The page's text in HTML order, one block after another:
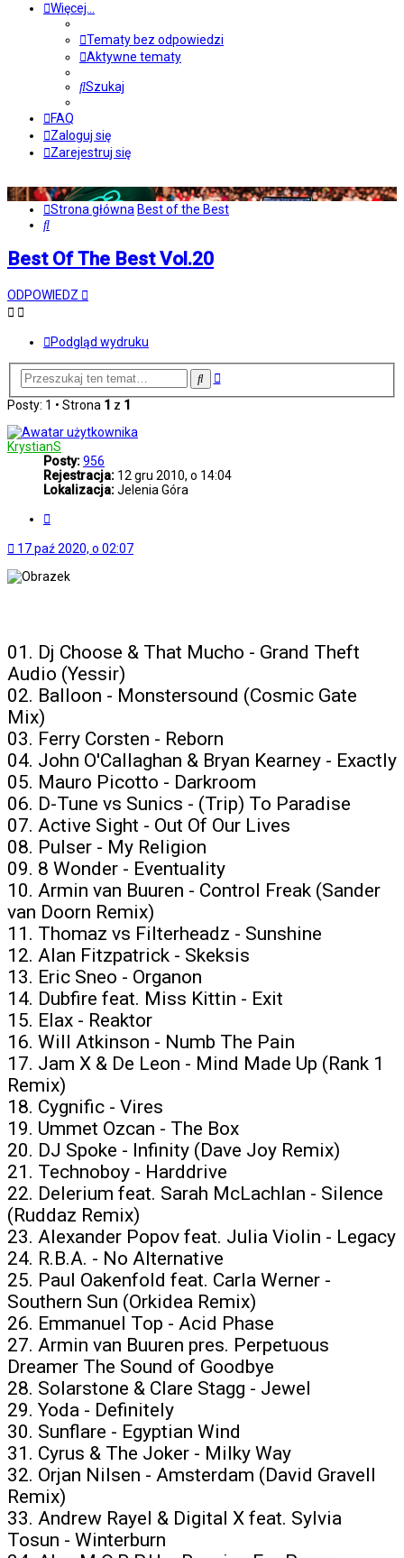
Więcej…
Tematy bez odpowiedzi
Aktywne tematy
Szukaj
FAQ
Zaloguj się
Zarejestruj się
Strona główna Best of the Best
Szukaj
Best Of The Best Vol.20
ODPOWIEDZ
Podgląd wydruku
SzukajWyszukiwanie
Posty: 1 • Strona 1 z 1
KrystianS
Posty:956
Rejestracja: 12 gru 2010, o 14:04
Lokalizacja:Jelenia Góra
17 paź 2020, o 02:07
01. Dj Choose & That Mucho - Grand Theft
Audio (Yessir)
02. Balloon - Monstersound (Cosmic Gate
Mix)
03. Ferry Corsten - Reborn
04. John O'Callaghan & Bryan Kearney - Exactly
05. Mauro Picotto - Darkroom
06. D-Tune vs Sunics - (Trip) To Paradise
07. Active Sight - Out Of Our Lives
08. Pulser - My Religion
09. 8 Wonder - Eventuality
10. Armin van Buuren - Control Freak (Sander
van Doorn Remix)
11. Thomaz vs Filterheadz - Sunshine
12. Alan Fitzpatrick - Skeksis
13. Eric Sneo - Organon
14. Dubfire feat. Miss Kittin - Exit
15. Elax - Reaktor
16. Will Atkinson - Numb The Pain
17. Jam X & De Leon - Mind Made Up (Rank 1
Remix)
18. Cygnific ‎- Vires
19. Ummet Ozcan - The Box
20. DJ Spoke - Infinity (Dave Joy Remix)
21. Technoboy - Harddrive
22. Delerium feat. Sarah McLachlan ‎- Silence
(Ruddaz Remix)
23. Alexander Popov feat. Julia Violin - Legacy
24. R.B.A. - No Alternative
25. Paul Oakenfold feat. Carla Werner -
Southern Sun (Orkidea Remix)
26. Emmanuel Top - Acid Phase
27. Armin van Buuren pres. Perpetuous
Dreamer The Sound of Goodbye
28. Solarstone & Clare Stagg - Jewel
29. Yoda - Definitely
30. Sunflare - Egyptian Wind
31. Cyrus & The Joker - Milky Way
32. Orjan Nilsen - Amsterdam (David Gravell
Remix)
33. Andrew Rayel & Digital X feat. Sylvia
Tosun - Winterburn